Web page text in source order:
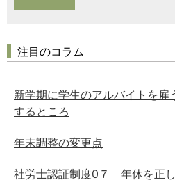
注目のコラム
新学期に学生のアルバイトを雇
するところ
年末調整の変更点
社労士認証制度0７ 年休を正